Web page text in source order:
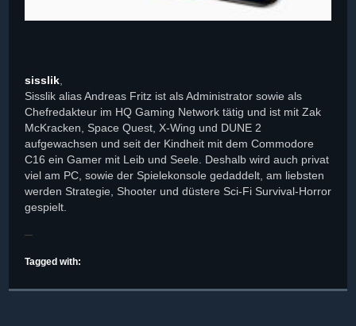
sisslik
Sisslik alias Andreas Fritz ist als Administrator sowie als
Chefredakteur im HQ Gaming Network tätig und ist mit Zak
McKracken, Space Quest, X-Wing und DUNE 2
aufgewachsen und seit der Kindheit mit dem Commodore
C16 ein Gamer mit Leib und Seele. Deshalb wird auch privat
viel am PC, sowie der Spielekonsole gedaddelt, am liebsten
werden Strategie, Shooter und düstere Sci-Fi Survival-Horror
gespielt.
Tagged with: